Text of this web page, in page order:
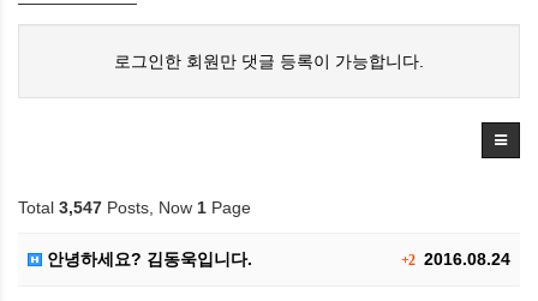
로그인한 회원만 댓글 등록이 가능합니다.
Total 3,547 Posts, Now 1 Page
+22016.08.24
안녕하세요? 김동욱입니다.